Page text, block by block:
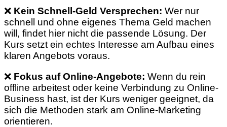
❌ Kein Schnell-Geld Versprechen: Wer nur
schnell und ohne eigenes Thema Geld machen
will, findet hier nicht die passende Lösung. Der
Kurs setzt ein echtes Interesse am Aufbau eines
klaren Angebots voraus.
❌ Fokus auf Online-Angebote: Wenn du rein
offline arbeitest oder keine Verbindung zu Online-
Business hast, ist der Kurs weniger geeignet, da
sich die Methoden stark am Online-Marketing
orientieren.